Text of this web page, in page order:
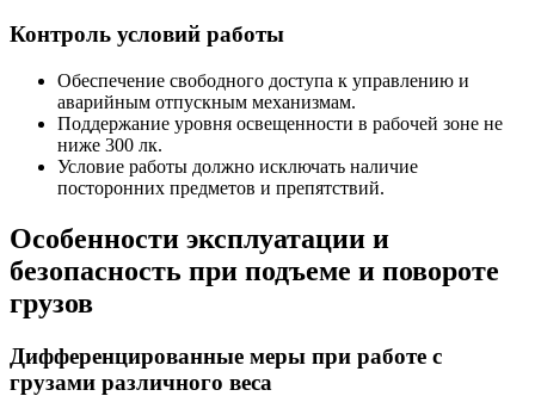
Контроль условий работы
Обеспечение свободного доступа к управлению и
аварийным отпускным механизмам.
Поддержание уровня освещенности в рабочей зоне не
ниже 300 лк.
Условие работы должно исключать наличие
посторонних предметов и препятствий.
Особенности эксплуатации и
безопасность при подъеме и повороте
грузов
Дифференцированные меры при работе с
грузами различного веса